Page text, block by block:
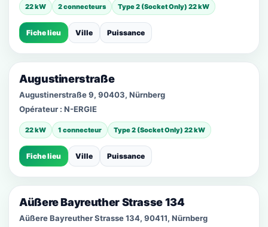
22 kW 2 connecteurs Type 2 (Socket Only) 22 kW
Fiche lieu Ville Puissance
Augustinerstraße
Augustinerstraße 9, 90403, Nürnberg
Opérateur : N-ERGIE
22 kW 1 connecteur Type 2 (Socket Only) 22 kW
Fiche lieu Ville Puissance
Aüßere Bayreuther Strasse 134
Aüßere Bayreuther Strasse 134, 90411, Nürnberg